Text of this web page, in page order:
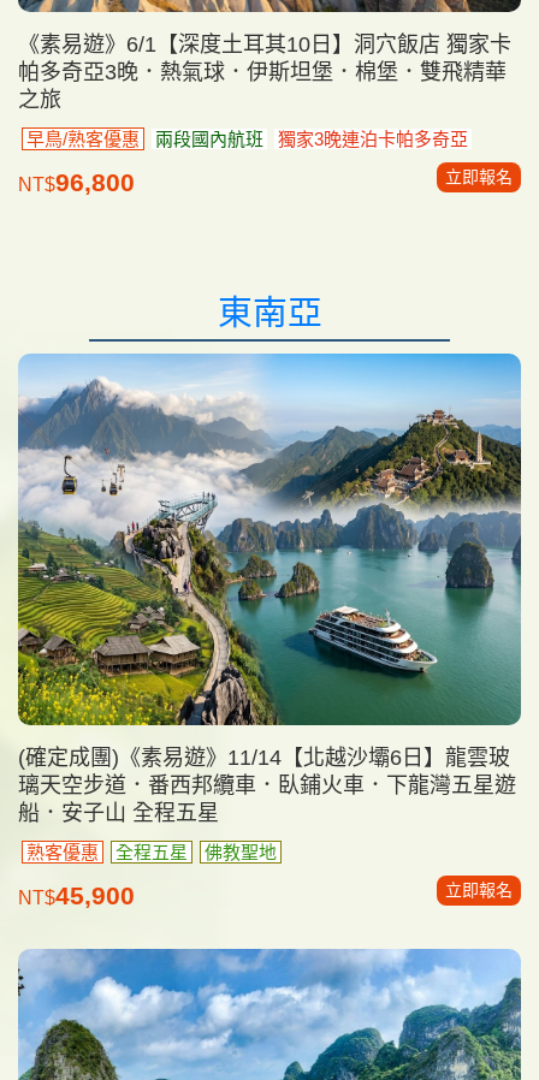
《素易遊》6/1【深度土耳其10日】洞穴飯店 獨家卡
帕多奇亞3晚．熱氣球．伊斯坦堡．棉堡．雙飛精華
之旅
早鳥/熟客優惠 兩段國內航班 獨家3晚連泊卡帕多奇亞
NT$96,800 立即報名
東南亞
(確定成團)《素易遊》11/14【北越沙壩6日】龍雲玻
璃天空步道．番西邦纜車．臥鋪火車．下龍灣五星遊
船．安子山 全程五星
熟客優惠 全程五星 佛教聖地
NT$45,900 立即報名